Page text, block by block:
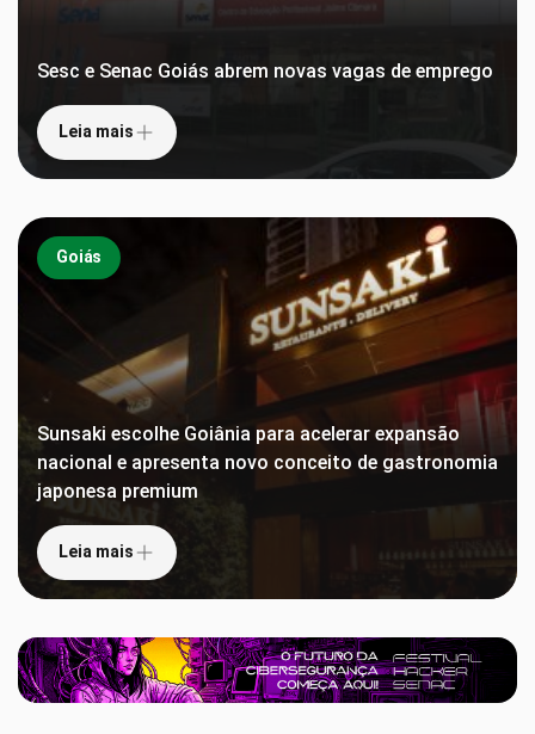
Sesc e Senac Goiás abrem novas vagas de emprego
Leia mais
Goiás
Sunsaki escolhe Goiânia para acelerar expansão
nacional e apresenta novo conceito de gastronomia
japonesa premium
Leia mais